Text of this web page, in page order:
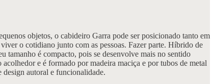
objetos, o cabideiro Garra pode ser posicionado tanto em
o cotidiano junto com as pessoas. Fazer parte. Híbrido de
tamanho é compacto, pois se desenvolve mais no sentido
e é formado por madeira maciça e por tubos de metal
design autoral e funcionalidade.